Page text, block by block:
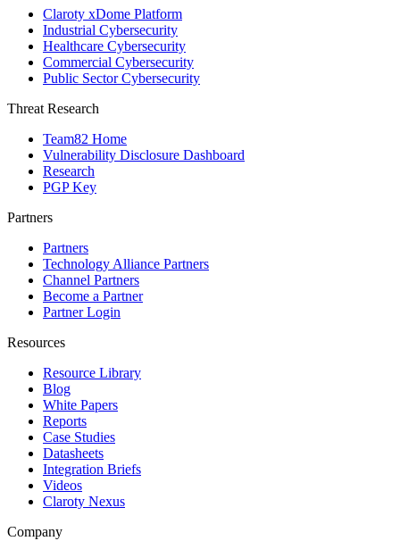
Claroty xDome Platform
Industrial Cybersecurity
Healthcare Cybersecurity
Commercial Cybersecurity
Public Sector Cybersecurity
Threat Research
Team82 Home
Vulnerability Disclosure Dashboard
Research
PGP Key
Partners
Partners
Technology Alliance Partners
Channel Partners
Become a Partner
Partner Login
Resources
Resource Library
Blog
White Papers
Reports
Case Studies
Datasheets
Integration Briefs
Videos
Claroty Nexus
Company